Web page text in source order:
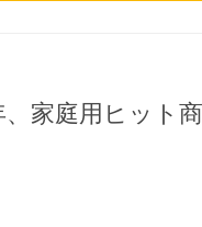
家庭用ヒット